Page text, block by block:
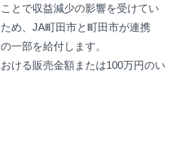
とで収益減少の影響を受けてい
め、JA町田市と町田市が連携
一部を給付します。
ける販売金額または100万円のい